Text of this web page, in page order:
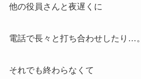
他の役員さんと夜遅くに
電話で長々と打ち合わせしたり…。
それでも終わらなくて